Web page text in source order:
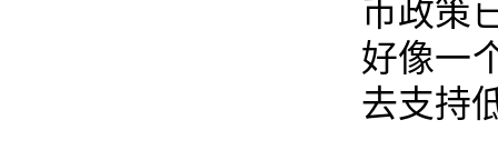
币政策
好像一
去支持